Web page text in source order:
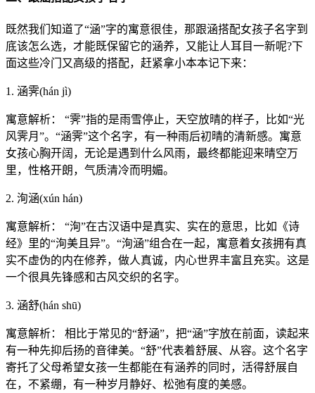
既然我们知道了“涵”字的寓意很佳，那跟涵搭配女孩子名字到
底该怎么选，才能既保留它的涵养，又能让人耳目一新呢?下
面这些冷门又高级的搭配，赶紧拿小本本记下来：
1. 涵霁(hán jì)
寓意解析： “霁”指的是雨雪停止，天空放晴的样子，比如“光
风霁月”。“涵霁”这个名字，有一种雨后初晴的清新感。寓意
女孩心胸开阔，无论是遇到什么风雨，最终都能迎来晴空万
里，性格开朗，气质清冷而明媚。
2. 洵涵(xún hán)
寓意解析： “洵”在古汉语中是真实、实在的意思，比如《诗
经》里的“洵美且异”。“洵涵”组合在一起，寓意着女孩拥有真
实不虚伪的内在修养，做人真诚，内心世界丰富且充实。这是
一个很具先锋感和古风交织的名字。
3. 涵舒(hán shū)
寓意解析： 相比于常见的“舒涵”，把“涵”字放在前面，读起来
有一种先抑后扬的音律美。“舒”代表着舒展、从容。这个名字
寄托了父母希望女孩一生都能在有涵养的同时，活得舒展自
在，不紧绷，有一种岁月静好、松弛有度的美感。